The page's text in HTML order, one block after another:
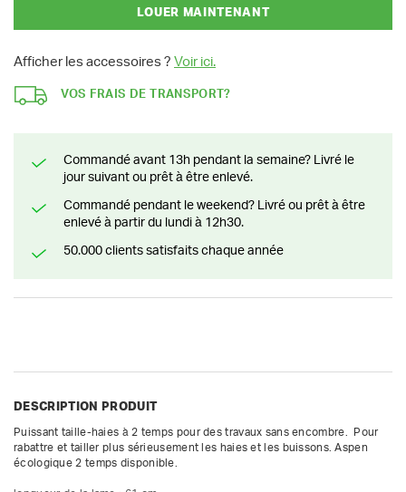
LOUER MAINTENANT
Afficher les accessoires ? Voir ici.
VOS FRAIS DE TRANSPORT?
Commandé avant 13h pendant la semaine? Livré le
jour suivant ou prêt à être enlevé.
Commandé pendant le weekend? Livré ou prêt à être
enlevé à partir du lundi à 12h30.
50.000 clients satisfaits chaque année
DESCRIPTION PRODUIT
Puissant taille-haies à 2 temps pour des travaux sans encombre.  Pour
rabattre et tailler plus sérieusement les haies et les buissons. Aspen
écologique 2 temps disponible.